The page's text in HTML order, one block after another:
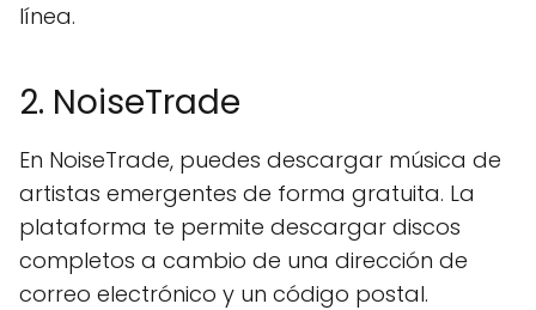
línea.
2. NoiseTrade
En NoiseTrade, puedes descargar música de
artistas emergentes de forma gratuita. La
plataforma te permite descargar discos
completos a cambio de una dirección de
correo electrónico y un código postal.